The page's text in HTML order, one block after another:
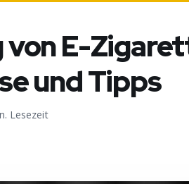
von E-
und Tipps
Lesezeit